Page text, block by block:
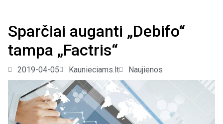
Sparčiai auganti „Debifo“
tampa „Factris“
2019-04-05 Kaunieciams.lt Naujienos